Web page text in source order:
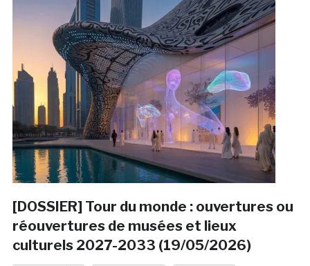
[DOSSIER] Tour du monde : ouvertures ou
réouvertures de musées et lieux
culturels 2027-2033 (19/05/2026)